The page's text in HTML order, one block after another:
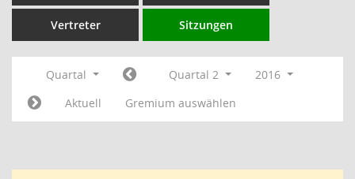
Vertreter Sitzungen
Quartal Quartal 2
2016
Aktuell
Gremium auswählen